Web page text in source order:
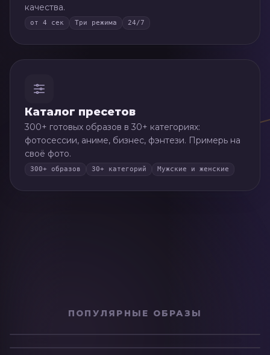
качества.
от 4 сек Три режима 24/7
Каталог пресетов
300+ готовых образов в 30+ категориях:
фотосессии, аниме, бизнес, фэнтези. Примерь на
своё фото.
300+ образов 30+ категорий Мужские и женские
ПОПУЛЯРНЫЕ ОБРАЗЫ
Фото
Классика + ретро Монако
1🍌
1🍌